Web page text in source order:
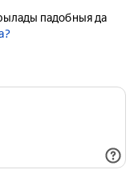
падобныя да